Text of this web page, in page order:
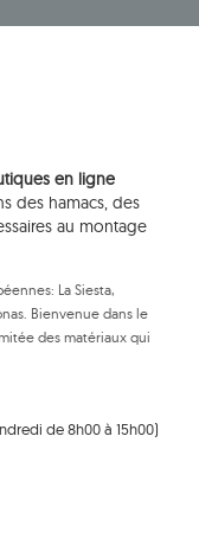
de limiter le
données personnelles,
de ces données et
de vos
légalité du traitement
susmentionnés,
par e-mail, ou par
ODO
en ligne
des hamacs, des
au montage
La Siesta,
Bienvenue dans le
des matériaux qui
de 8h00 à 15h00)